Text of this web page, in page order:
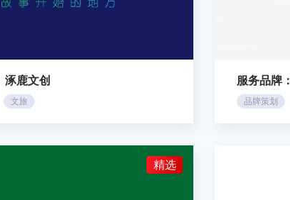
涿鹿文创
文旅
服务品牌：
品牌策划
精选